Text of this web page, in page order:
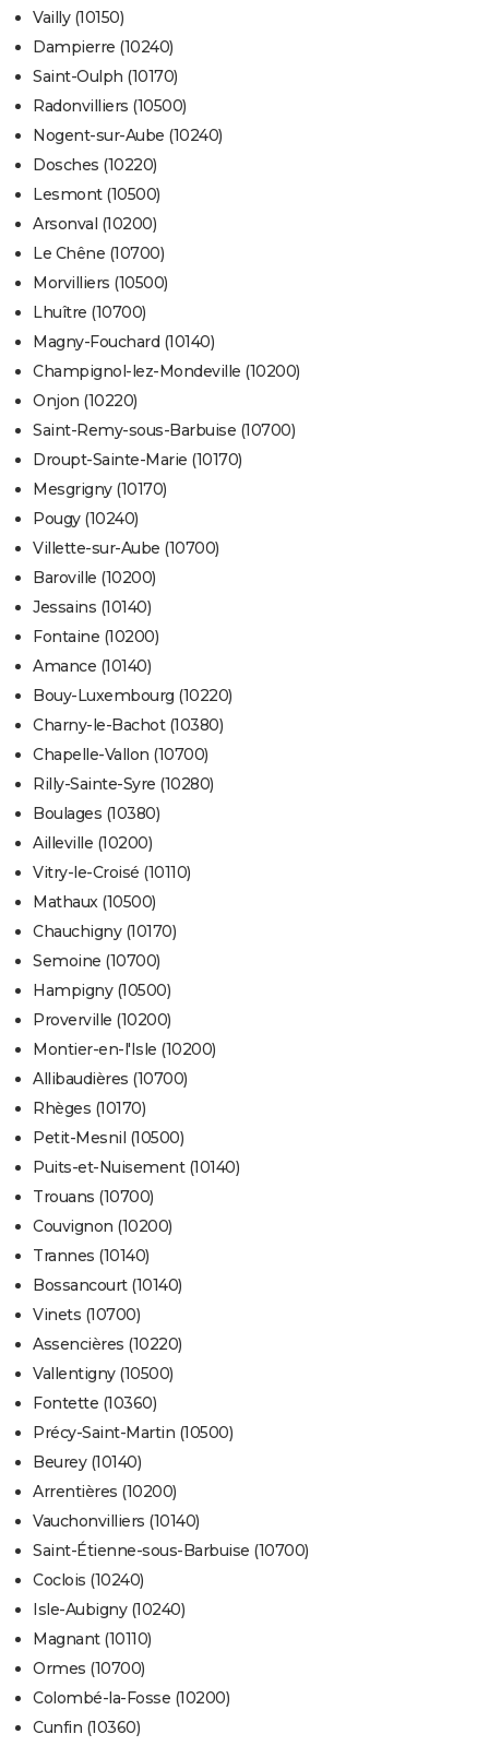
Vailly (10150)
Dampierre (10240)
Saint-Oulph (10170)
Radonvilliers (10500)
Nogent-sur-Aube (10240)
Dosches (10220)
Lesmont (10500)
Arsonval (10200)
Le Chêne (10700)
Morvilliers (10500)
Lhuître (10700)
Magny-Fouchard (10140)
Champignol-lez-Mondeville (10200)
Onjon (10220)
Saint-Remy-sous-Barbuise (10700)
Droupt-Sainte-Marie (10170)
Mesgrigny (10170)
Pougy (10240)
Villette-sur-Aube (10700)
Baroville (10200)
Jessains (10140)
Fontaine (10200)
Amance (10140)
Bouy-Luxembourg (10220)
Charny-le-Bachot (10380)
Chapelle-Vallon (10700)
Rilly-Sainte-Syre (10280)
Boulages (10380)
Ailleville (10200)
Vitry-le-Croisé (10110)
Mathaux (10500)
Chauchigny (10170)
Semoine (10700)
Hampigny (10500)
Proverville (10200)
Montier-en-l'Isle (10200)
Allibaudières (10700)
Rhèges (10170)
Petit-Mesnil (10500)
Puits-et-Nuisement (10140)
Trouans (10700)
Couvignon (10200)
Trannes (10140)
Bossancourt (10140)
Vinets (10700)
Assencières (10220)
Vallentigny (10500)
Fontette (10360)
Précy-Saint-Martin (10500)
Beurey (10140)
Arrentières (10200)
Vauchonvilliers (10140)
Saint-Étienne-sous-Barbuise (10700)
Coclois (10240)
Isle-Aubigny (10240)
Magnant (10110)
Ormes (10700)
Colombé-la-Fosse (10200)
Cunfin (10360)